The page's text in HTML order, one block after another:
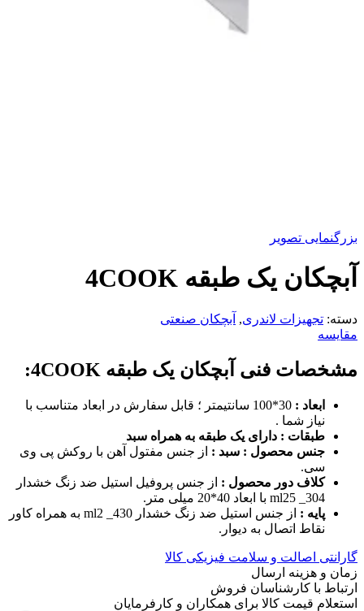
بزرگنمایی تصویر
آبچکان یک طبقه 4COOK
دسته: تجهیزات لاندری, آبچکان صنعتی
مقایسه
مشخصات فنی آبچکان یک طبقه 4COOK
:
ابعاد :
30*100 سانتیمتر ؛ قابل سفارش در ابعاد متناسب با
نیاز شما .
طبقات : دارای یک طبقه به همراه سبد
جنس محصول : سبد : از جنس مفتول آهن با روکش پی وی
سی.
کلاف دور محصول : از جنس پروفیل استیل ضد زنگ خشدار
304_ ml25 با ابعاد 40*20 میلی متر.
پایه :
از جنس استیل ضد زنگ خشدار 430_ ml2 به همراه کاور
نقاط اتصال به دیوار.
گارانتی اصالت و سلامت فیزیکی کالا
زمان و هزینه ارسال
ارتباط با کارشناسان فروش
استعلام قیمت کالا برای همکاران و کارفرمایان